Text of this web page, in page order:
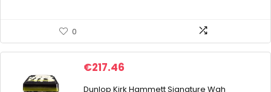
0
€217.46
Dunlop Kirk Hammett Signature Wah